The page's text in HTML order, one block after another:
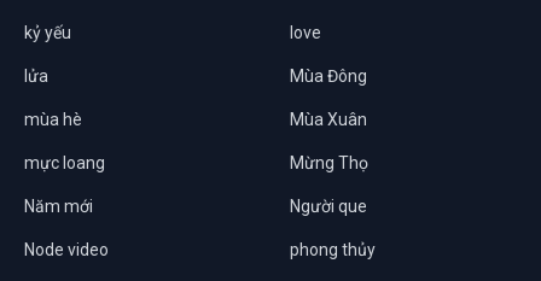
kỷ yếu love
lửa Mùa Đông
mùa hè Mùa Xuân
mực loang Mừng Thọ
Năm mới Người que
Node video phong thủy